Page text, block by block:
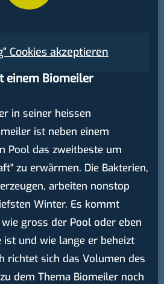
Cookies akzeptieren
einem Biomeiler
in seiner heissen
ist neben einem
Pool das zweitbeste um
zu erwärmen. Die Bakterien,
arbeiten nonstop
Winter. Es kommt
gross der Pool oder eben
ist und wie lange er beheizt
richtet sich das Volumen des
dem Thema Biomeiler noch